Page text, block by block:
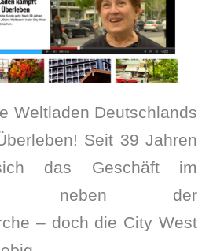
Weltladen Deutschlands
Seit 39 Jahren
das Geschäft im
neben der
– doch die City West